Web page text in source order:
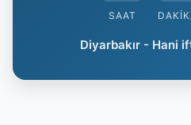
SAAT
Diyarbakır - Hani